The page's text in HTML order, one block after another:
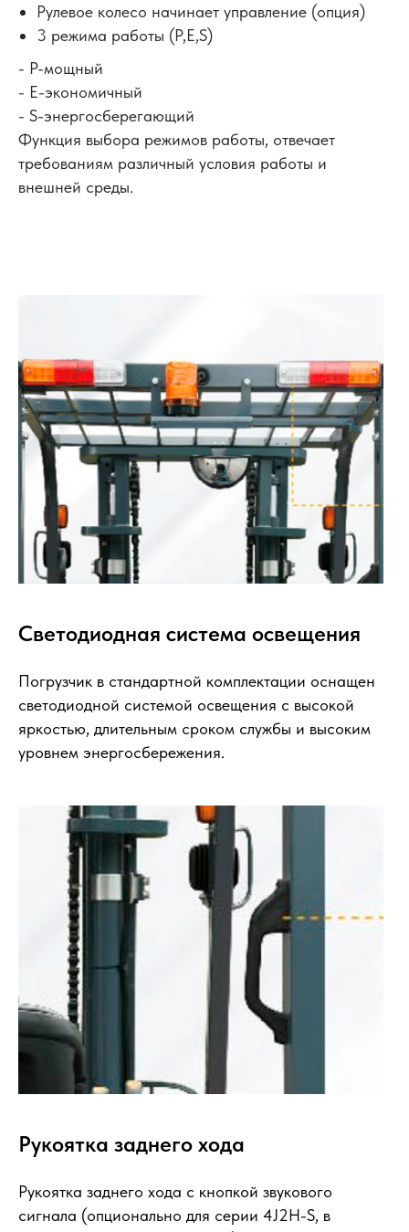
Рулевое колесо начинает управление (опция)
3 режима работы (P,E,S)
- P-мощный
- E-экономичный
- S-энергосберегающий
Функция выбора режимов работы, отвечает
требованиям различный условия работы и
внешней среды.
Светодиодная система освещения
Погрузчик в стандартной комплектации оснащен
светодиодной системой освещения с высокой
яркостью, длительным сроком службы и высоким
уровнем энергосбережения.
Рукоятка заднего хода
Рукоятка заднего хода с кнопкой звукового
сигнала (опционально для серии 4J2H-S, в